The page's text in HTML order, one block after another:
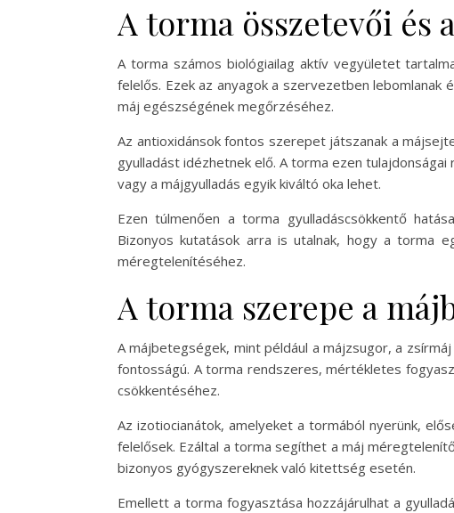
A torma összetevői és
A torma számos biológiailag aktív vegyületet
felelős. Ezek az anyagok a szervezetben lebomlanak
máj egészségének megőrzéséhez.
Az antioxidánsok fontos szerepet játszanak a
gyulladást idézhetnek elő. A torma ezen
vagy a májgyulladás egyik kiváltó oka lehet.
Ezen túlmenően a torma gyulladáscsökkentő
Bizonyos kutatások arra is utalnak, hogy a torma
méregtelenítéséhez.
A torma szerepe a
A májbetegségek, mint például a májzsugor, a
fontosságú. A torma rendszeres, mértékletes
csökkentéséhez.
Az izotiocianátok, amelyeket a tormából nyerünk,
felelősek. Ezáltal a torma segíthet a máj
bizonyos gyógyszereknek való kitettség esetén.
Emellett a torma fogyasztása hozzájárulhat a